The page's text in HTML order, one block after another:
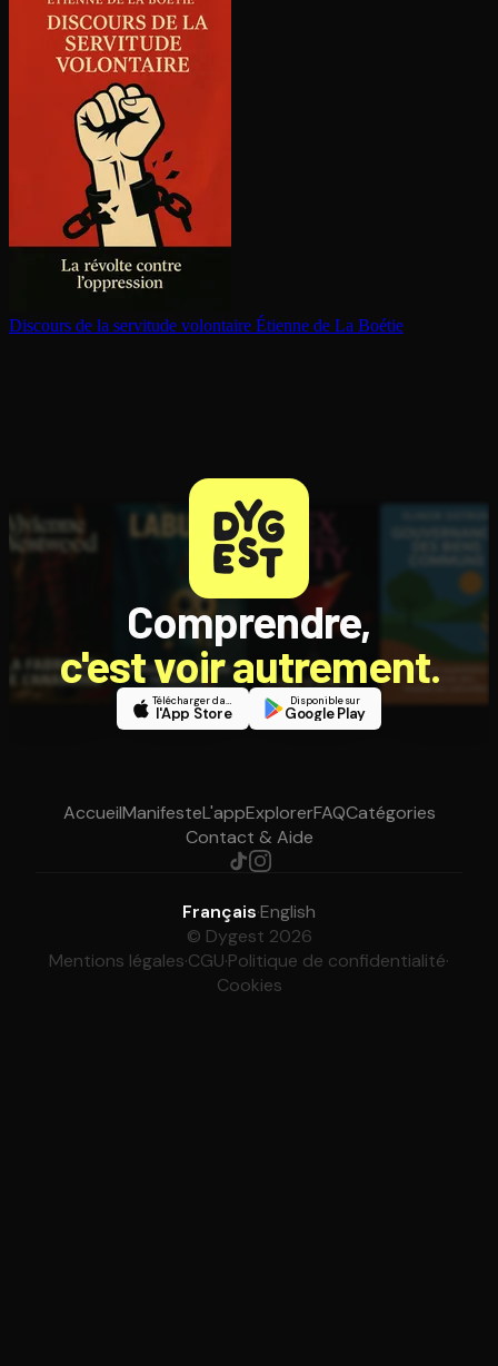
Discours de la servitude volontaire Étienne de La Boétie
Comprendre,
c'est voir autrement.
Télécharger dans
l'App Store
Disponible sur
Google Play
AccueilManifesteL'appExplorerFAQCatégories
Contact & Aide
Français·English
© Dygest 2026
Mentions légales·CGU·Politique de confidentialité·
Cookies